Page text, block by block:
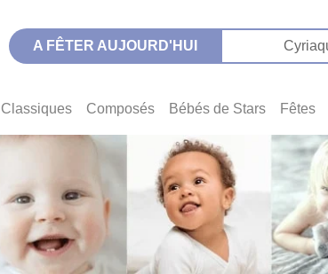
A FÊTER AUJOURD'HUI
Classiques Composés Bébés de Stars Fêtes